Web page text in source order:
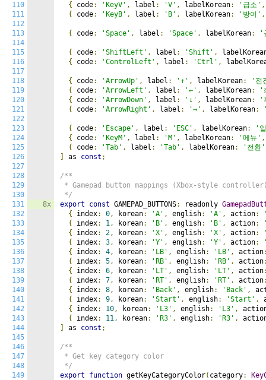
110
111
112
113
114
115
116
117
118
119
120
121
122
123
124
125
126
127
128
129
130
131
132
133
134
135
136
137
138
139
140
141
142
143
144
145
146
147
148
149
8x
{
code: 'KeyV' , label : 'V' , labelKorean: '급소' ,
{
code: 'KeyB' , label : 'B' , labelKorean: '방어' ,
{ code: 'Space' , label : 'Space' , labelKorean: '
{ code: 'ShiftLeft' , label : 'Shift' ,
{
code: 'ControlLeft' , label : 'Ctrl' ,
{ code: 'ArrowUp' , label : '↑' , labelKorean:
'전
{
code: 'ArrowLeft' , label : '←' , labelKorean:
'
{
code: 'ArrowDown' , label : '↓' , labelKorean:
'
{
code: 'ArrowRight' , label : '→' , labelKorean:
{ code: 'Escape' , label : 'ESC' , labelKorean:
'
{
code: 'KeyM' , label : 'M' , labelKorean: '메뉴' ,
{
code: 'Tab' , label : 'Tab' , labelKorean: '전환'
as const ;
/**
* Gamepad button mappings (Xbox-style
*/
export
const GAMEPAD_BUTTONS: readonly
{
index: 0, korean: 'A' , english: 'A' , action:
{
index: 1, korean: 'B' , english: 'B' , action:
{
index: 2, korean: 'X' , english: 'X' , action:
{
index: 3, korean: 'Y' , english: 'Y' , action:
{
index: 4, korean: 'LB' , english: 'LB' , action
{
index: 5, korean: 'RB' , english: 'RB' , action
{
index: 6, korean: 'LT' , english: 'LT' , action
{
index: 7, korean: 'RT' , english: 'RT' , action
{
index: 8, korean: 'Back' , english: 'Back' ,
{
index: 9, korean: 'Start' , english: 'Start' ,
{
index: 10, korean: 'L3' , english: 'L3' ,
{
index: 11, korean: 'R3' , english: 'R3' ,
as const ;
/**
* Get key category color
*/
export
function getKeyCategoryColor( category: